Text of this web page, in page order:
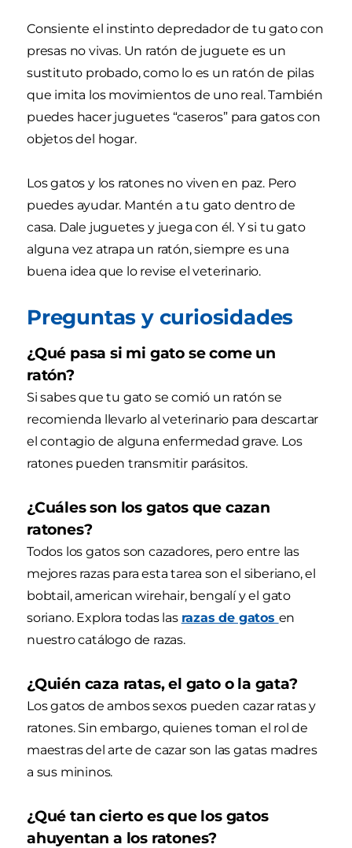
Consiente el instinto depredador de tu gato con
presas no vivas. Un ratón de juguete es un
sustituto probado, como lo es un ratón de pilas
que imita los movimientos de uno real. También
puedes hacer juguetes “caseros” para gatos con
objetos del hogar.
Los gatos y los ratones no viven en paz. Pero
puedes ayudar. Mantén a tu gato dentro de
casa. Dale juguetes y juega con él. Y si tu gato
alguna vez atrapa un ratón, siempre es una
buena idea que lo revise el veterinario.
Preguntas y curiosidades
¿Qué pasa si mi gato se come un
ratón?
Si sabes que tu gato se comió un ratón se
recomienda llevarlo al veterinario para descartar
el contagio de alguna enfermedad grave. Los
ratones pueden transmitir parásitos.
¿Cuáles son los gatos que cazan
ratones?
Todos los gatos son cazadores, pero entre las
mejores razas para esta tarea son el siberiano, el
bobtail, american wirehair, bengalí y el gato
soriano. Explora todas las razas de gatos en
nuestro catálogo de razas.
¿Quién caza ratas, el gato o la gata?
Los gatos de ambos sexos pueden cazar ratas y
ratones. Sin embargo, quienes toman el rol de
maestras del arte de cazar son las gatas madres
a sus mininos.
¿Qué tan cierto es que los gatos
ahuyentan a los ratones?